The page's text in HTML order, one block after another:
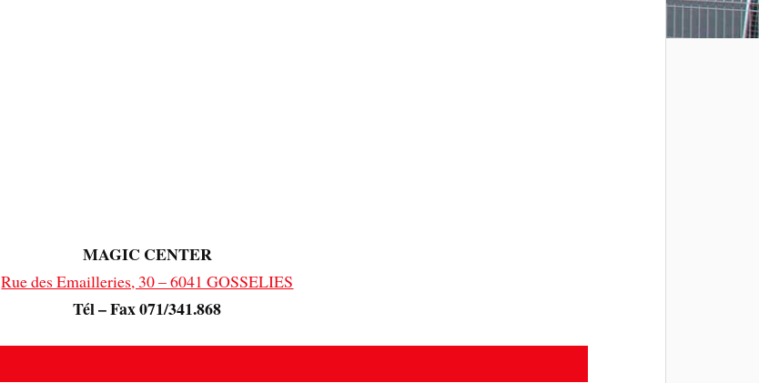
MAGIC CENTER
Rue des Emailleries, 30 – 6041 GOSSELIES
Tél – Fax 071/341.868